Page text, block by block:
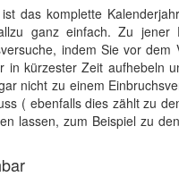
das komplette
ganz einfach. Zu
indem Sie vor
in kürzester Zeit aufhebeln
nicht zu einem
( ebenfalls dies zählt zu
lassen, zum Beispiel zu